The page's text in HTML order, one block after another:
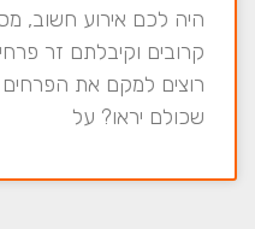
היה לכם אירוע חשוב,
קרובים וקיבלתם זר
רוצים למקם את
שכולם יראו? על